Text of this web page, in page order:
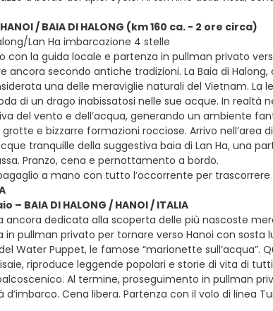
/ BAIA DI HALONG (km 160 ca. - 2 ore circa)
Lan Ha imbarcazione 4 stelle
con la guida locale e partenza in pullman privato
secondo antiche tradizioni. La Baia di Halong,
una delle meraviglie naturali del Vietnam. La
di un drago inabissatosi nelle sue acque. In realtà
del vento e dell’acqua, generando un ambiente
e bizzarre formazioni rocciose. Arrivo nell’area
tranquille della suggestiva baia di Lan Ha, una
Pranzo, cena e pernottamento a bordo.
a mano con tutto l’occorrente per
BAIA DI HALONG / HANOI / ITALIA
ancora dedicata alla scoperta delle più nascoste
pullman privato per tornare verso Hanoi con sosta
Water Puppet, le famose “marionette sull’acqua”.
riproduce leggende popolari e storie di vita di
Al termine, proseguimento in pullman
Cena libera. Partenza con il volo di linea